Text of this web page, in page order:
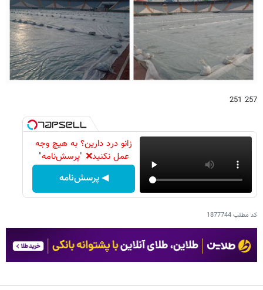
257 251
زانو درد دارین؟ به هیچ وجه
عمل نکنید❌ "پرسش‌نامه"
◀ پرسش‌نامه
کد مطلب1877744